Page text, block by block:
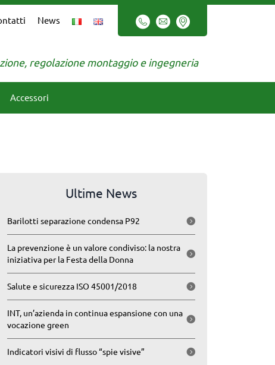
News
regolazione montaggio e ingegneria
Accessori
Ultime News
Barilotti separazione condensa P92
La prevenzione è un valore condiviso: la nostra
iniziativa per la Festa della Donna
Salute e sicurezza ISO 45001/2018
INT, un’azienda in continua espansione con una
vocazione green
Indicatori visivi di flusso “spie visive”